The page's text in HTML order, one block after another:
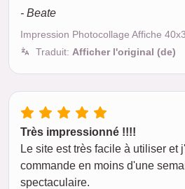
- Beate
Impression Photocollage Affiche
Traduit: Afficher l'original (de)
Très impressionné !!!!
Le site est très facile à utiliser et
commande en moins d'une
spectaculaire.